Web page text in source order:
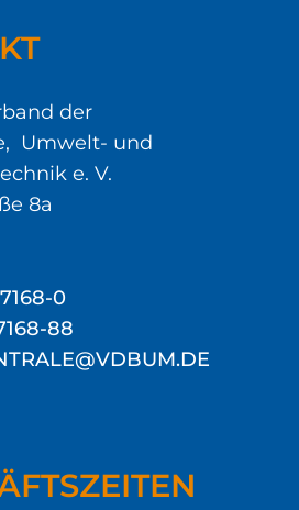
der
Umwelt- und
e. V.
8a
0
88